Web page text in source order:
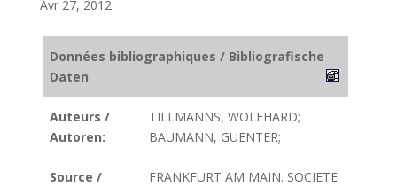
Avr 27, 2012
Données bibliographiques / Bibliografische
Daten
Auteurs /
Autoren:
TILLMANNS, WOLFHARD;
BAUMANN, GUENTER;
Source /
FRANKFURT AM MAIN. SOCIETE